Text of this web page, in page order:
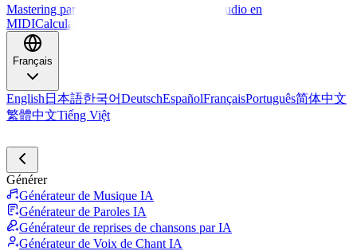
Mastering par IA
IA Audio en
MIDICalculateur de BPM
Français
English 日本語한국어DeutschEspañolFrançaisPortuguês简体中文
繁體中文Tiếng Việt
Générer
Générateur de Musique IA
Générateur de Paroles IA
Générateur de reprises de chansons par IA
Générateur de Voix de Chant IA